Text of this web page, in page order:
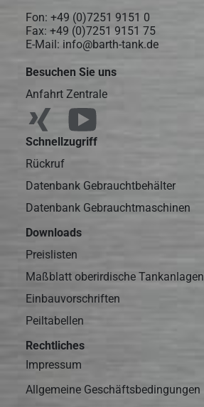
Fon: +49 (0)7251 9151 0
Fax: +49 (0)7251 9151 75
E-Mail: info@barth-tank.de
Besuchen Sie uns
Anfahrt Zentrale
Schnellzugriff
Rückruf
Datenbank Gebrauchtbehälter
Datenbank Gebrauchtmaschinen
Downloads
Preislisten
Maßblatt oberirdische Tankanlagen
Einbauvorschriften
Peiltabellen
Rechtliches
Impressum
Allgemeine Geschäftsbedingungen